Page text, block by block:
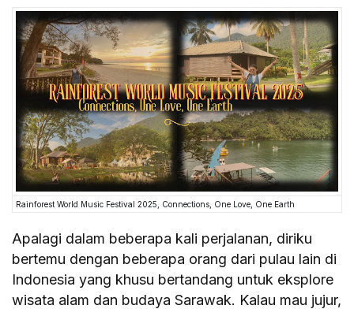
Rainforest World Music Festival 2025, Connections, One Love, One Earth
Apalagi dalam beberapa kali perjalanan, diriku
bertemu dengan beberapa orang dari pulau lain di
Indonesia yang khusu bertandang untuk eksplore
wisata alam dan budaya Sarawak. Kalau mau jujur,